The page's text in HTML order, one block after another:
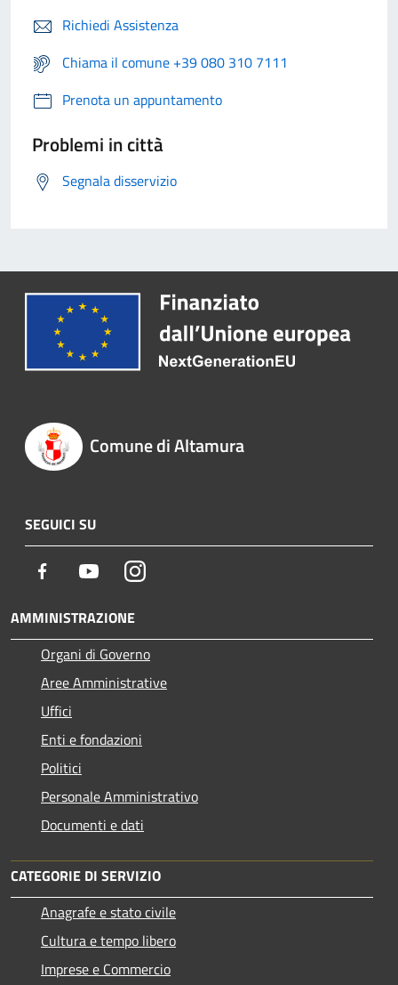
Richiedi Assistenza
Chiama il comune +39 080 310 7111
Prenota un appuntamento
Problemi in città
Segnala disservizio
Comune di Altamura
SEGUICI SU
Facebook YoutubeInstagram
AMMINISTRAZIONE
Organi di Governo
Aree Amministrative
Uffici
Enti e fondazioni
Politici
Personale Amministrativo
Documenti e dati
CATEGORIE DI SERVIZIO
Anagrafe e stato civile
Cultura e tempo libero
Imprese e Commercio